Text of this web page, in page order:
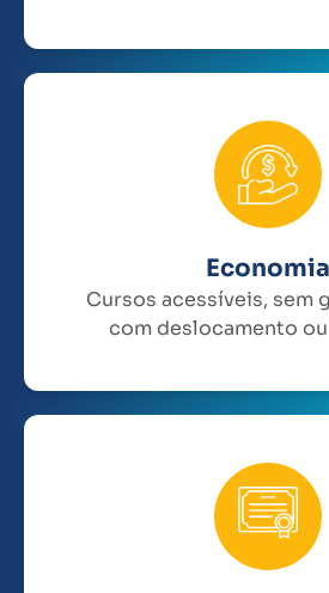
Economia
Cursos acessíveis, sem
com deslocamento